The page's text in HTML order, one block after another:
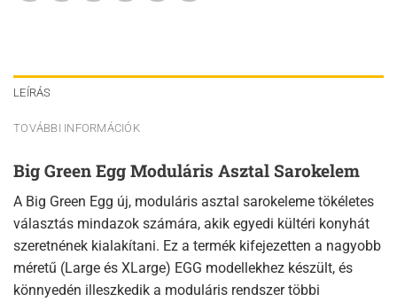
LEÍRÁS
TOVÁBBI INFORMÁCIÓK
Big Green Egg Moduláris Asztal Sarokelem
A Big Green Egg új, moduláris asztal sarokeleme tökéletes
választás mindazok számára, akik egyedi kültéri konyhát
szeretnének kialakítani. Ez a termék kifejezetten a nagyobb
méretű (Large és XLarge) EGG modellekhez készült, és
könnyedén illeszkedik a moduláris rendszer többi